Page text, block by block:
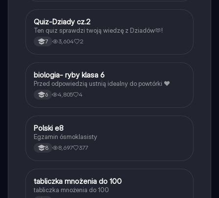
QJęzyk polski
Quiz-Dziady cz.2
Ten quiz sprawdzi twoją wiedzę z Dziadów🫶!
7 3,604 2
BBiologia
biologia- ryby klasa 6
Przed odpowiedzią ustnią idealny do powtórki ❤️
6 4,805 4
Język polski
Polski e8
Egzamin ósmoklasisty
8 8,697 377
TMatematyka
tabliczka mnożenia do 100
tabliczka mnożenia do 100